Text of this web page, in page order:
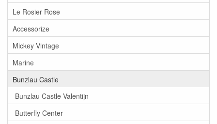
Le Rosier Rose
Accessorize
Mickey Vintage
Marine
Bunzlau Castle
Bunzlau Castle Valentijn
Butterfly Center